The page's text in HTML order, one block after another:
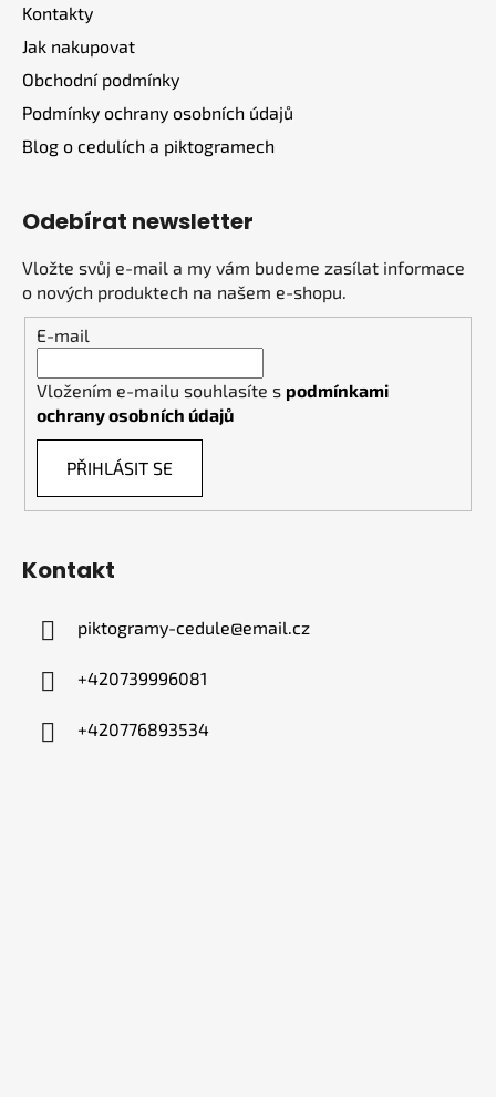
Kontakty
Jak nakupovat
Obchodní podmínky
Podmínky ochrany osobních údajů
Blog o cedulích a piktogramech
Odebírat newsletter
Vložte svůj e-mail a my vám budeme zasílat informace
o nových produktech na našem e-shopu.
E-mail
Vložením e-mailu souhlasíte s podmínkami
ochrany osobních údajů
PŘIHLÁSIT SE
Kontakt
piktogramy-cedule@email.cz
+420739996081
+420776893534